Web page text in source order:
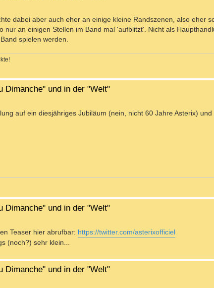
dabei aber auch eher an einige kleine Randszenen, also eher
an einigen Stellen im Band mal 'aufblitzt'. Nicht als
spielen werden.
Dimanche" und in der "Welt"
auf ein diesjähriges Jubiläum (nein, nicht 60 Jahre Asterix)
Dimanche" und in der "Welt"
Teaser hier abrufbar: https://twitter.com/asterixofficiel
(noch?) sehr klein...
Dimanche" und in der "Welt"